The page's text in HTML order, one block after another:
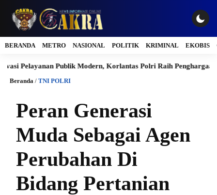
BERANDA METRO NASIONAL POLITIK KRIMINAL EKOBIS
Publik Modern, Korlantas Polri Raih Penghargaan
Beranda / TNI POLRI
Peran Generasi
Muda Sebagai Agen
Perubahan Di
Bidang Pertanian